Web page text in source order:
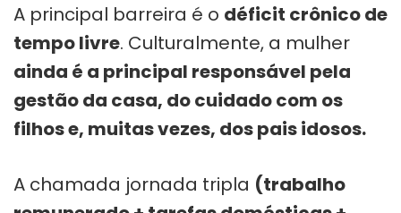
A principal barreira é o déficit crônico de
tempo livre. Culturalmente, a mulher
ainda é a principal responsável pela
gestão da casa, do cuidado com os
filhos e, muitas vezes, dos pais idosos.
A chamada jornada tripla (trabalho